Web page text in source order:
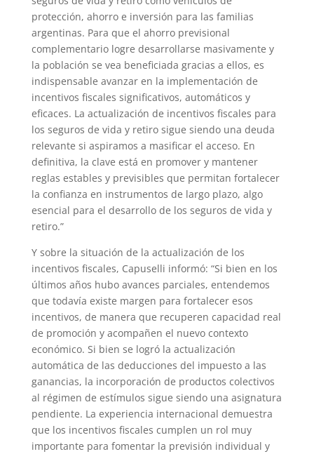
protección, ahorro e inversión para las familias
argentinas. Para que el ahorro previsional
complementario logre desarrollarse masivamente y
la población se vea beneficiada gracias a ellos, es
indispensable avanzar en la implementación de
incentivos fiscales significativos, automáticos y
eficaces. La actualización de incentivos fiscales para
los seguros de vida y retiro sigue siendo una deuda
relevante si aspiramos a masificar el acceso. En
definitiva, la clave está en promover y mantener
reglas estables y previsibles que permitan fortalecer
la confianza en instrumentos de largo plazo, algo
esencial para el desarrollo de los seguros de vida y
retiro.”
Y sobre la situación de la actualización de los
incentivos fiscales, Capuselli informó: “Si bien en los
últimos años hubo avances parciales, entendemos
que todavía existe margen para fortalecer esos
incentivos, de manera que recuperen capacidad real
de promoción y acompañen el nuevo contexto
económico. Si bien se logró la actualización
automática de las deducciones del impuesto a las
ganancias, la incorporación de productos colectivos
al régimen de estímulos sigue siendo una asignatura
pendiente. La experiencia internacional demuestra
que los incentivos fiscales cumplen un rol muy
importante para fomentar la previsión individual y